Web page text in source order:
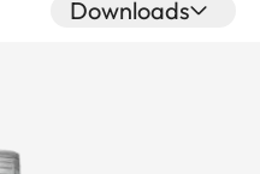
Downloads